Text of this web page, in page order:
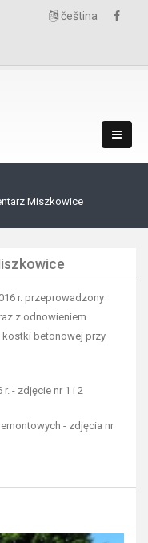
čeština
Miszkowice
r. przeprowadzony
z odnowieniem
kostki betonowej przy
- zdjęcie nr 1 i 2
- zdjęcia nr